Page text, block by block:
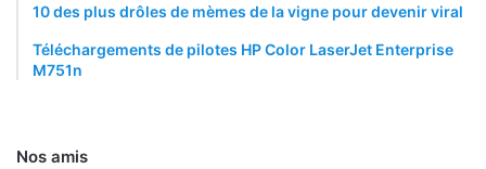
10 des plus drôles de mèmes de la vigne pour devenir viral
Téléchargements de pilotes HP Color LaserJet Enterprise
M751n
Nos amis